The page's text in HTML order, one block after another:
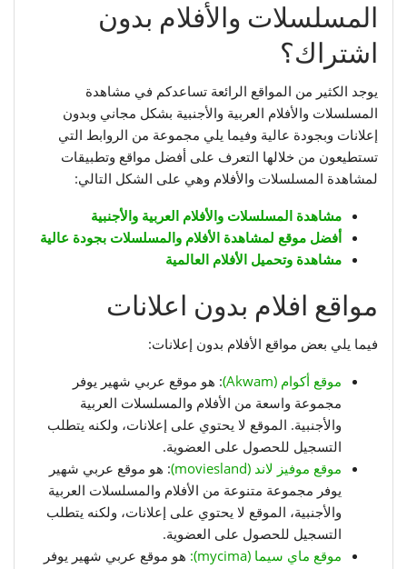
المسلسلات والأفلام بدون
اشتراك؟
يوجد الكثير من المواقع الرائعة تساعدكم في مشاهدة
المسلسلات والأفلام العربية والأجنبية بشكل مجاني وبدون
إعلانات وبجودة عالية وفيما يلي مجموعة من الروابط التي
تستطيعون من خلالها التعرف على أفضل مواقع وتطبيقات
لمشاهدة المسلسلات والأفلام وهي على الشكل التالي:
مشاهدة المسلسلات والأفلام العربية والأجنبية
أفضل موقع لمشاهدة الأفلام والمسلسلات بجودة عالية
مشاهدة وتحميل الأفلام العالمية
مواقع افلام بدون اعلانات
فيما يلي بعض مواقع الأفلام بدون إعلانات:
موقع أكوام (Akwam)
: هو موقع عربي شهير يوفر
مجموعة واسعة من الأفلام والمسلسلات العربية
والأجنبية. الموقع لا يحتوي على إعلانات، ولكنه يتطلب
التسجيل للحصول على العضوية.
موقع موفيز لاند (moviesland)
: هو موقع عربي شهير
يوفر مجموعة متنوعة من الأفلام والمسلسلات العربية
والأجنبية، الموقع لا يحتوي على إعلانات، ولكنه يتطلب
التسجيل للحصول على العضوية.
موقع ماي سيما (mycima):
هو موقع عربي شهير يوفر